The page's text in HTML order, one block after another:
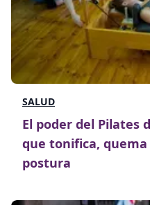
SALUD
El poder del Pilates
que tonifica,
postura